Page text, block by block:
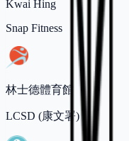
Kwai Hing
Snap Fitness
林士德體育館
LCSD (康文署)